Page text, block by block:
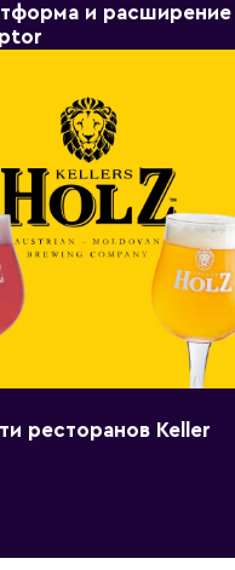
и расширение
ресторанов Keller